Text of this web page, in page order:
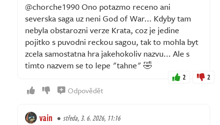
@chorche1990 Ono potazmo receno ani
severska saga uz neni God of War... Kdyby tam
nebyla obstarozni verze Krata, coz je jedine
pojitko s puvodni reckou sagou, tak to mohla byt
zcela samostatna hra jakehokoliv nazvu... Ale s
timto nazvem se to lepe "tahne" 🤣
2 2
Odpovědět
vain středa, 3. 6. 2026, 11:16